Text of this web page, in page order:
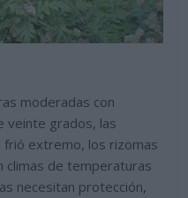
moderadas con
veinte grados, las
frió extremo, los rizomas
climas de temperaturas
necesitan protección,